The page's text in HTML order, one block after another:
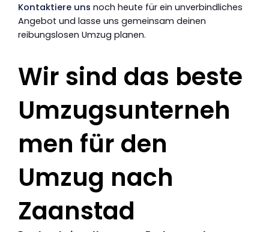
Kontaktiere uns noch heute für ein unverbindliches
Angebot und lasse uns gemeinsam deinen
reibungslosen Umzug planen.
Wir sind das beste
Umzugsunterneh
men für den
Umzug nach
Zaanstad